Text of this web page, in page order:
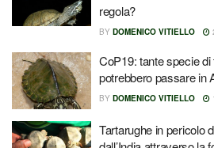
regola?
BY DOMENICO VITIELLO
CoP19: tante specie
potrebbero passare in
BY DOMENICO VITIELLO
Tartarughe in pericolo